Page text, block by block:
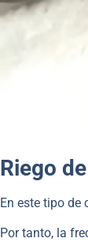
Riego
En este tipo de
Por tanto, la